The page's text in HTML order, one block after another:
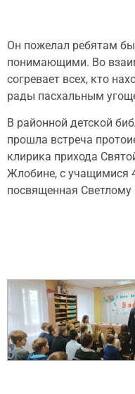
Он пожелал ребятам
понимающими. Во
согревает всех, кто
рады пасхальным
В районной детской
прошла встреча
клирика прихода
Жлобине, с учащимися
посвященная